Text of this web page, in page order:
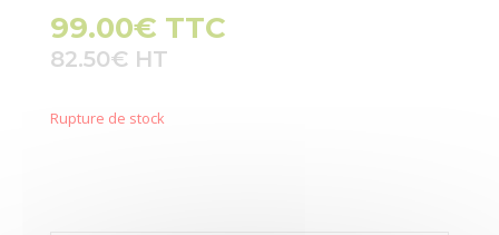
99.00€ TTC
82.50€
Rupture de stock